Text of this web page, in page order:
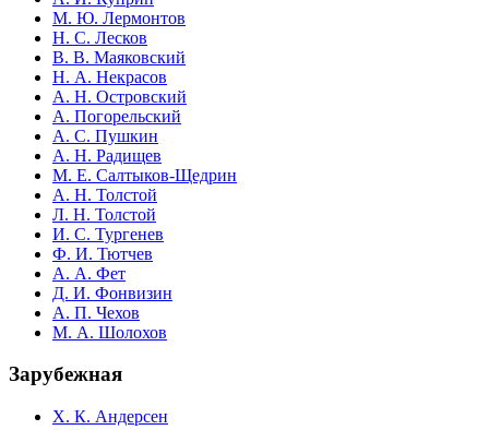
М. Ю. Лермонтов
Н. С. Лесков
В. В. Маяковский
Н. А. Некрасов
А. Н. Островский
А. Погорельский
А. С. Пушкин
А. Н. Радищев
М. Е. Салтыков-Щедрин
А. Н. Толстой
Л. Н. Толстой
И. С. Тургенев
Ф. И. Тютчев
А. А. Фет
Д. И. Фонвизин
А. П. Чехов
М. А. Шолохов
Зарубежная
Х. К. Андерсен